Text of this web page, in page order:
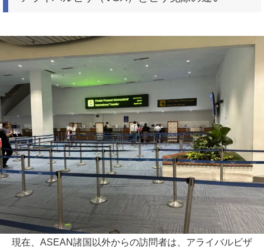
現在、ASEAN諸国以外からの訪問者は、アライバルビザ